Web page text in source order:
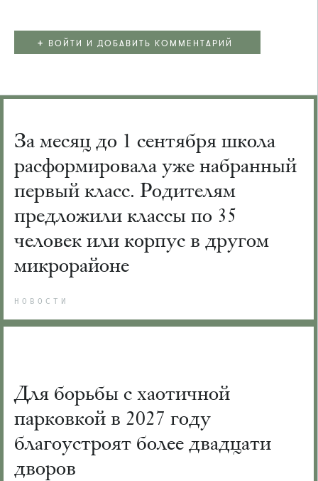
+ ВОЙТИ И ДОБАВИТЬ КОММЕНТАРИЙ
За месяц до 1 сентября школа
расформировала уже набранный
первый класс. Родителям
предложили классы по 35
человек или корпус в другом
микрорайоне
НОВОСТИ
Для борьбы с хаотичной
парковкой в 2027 году
благоустроят более двадцати
дворов